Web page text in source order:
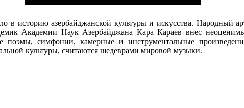
историю азербайджанской культуры и искусства. Народный
Академии Наук Азербайджана Кара Караев внес
симфонии, камерные и инструментальные
культуры, считаются шедеврами мировой музыки.